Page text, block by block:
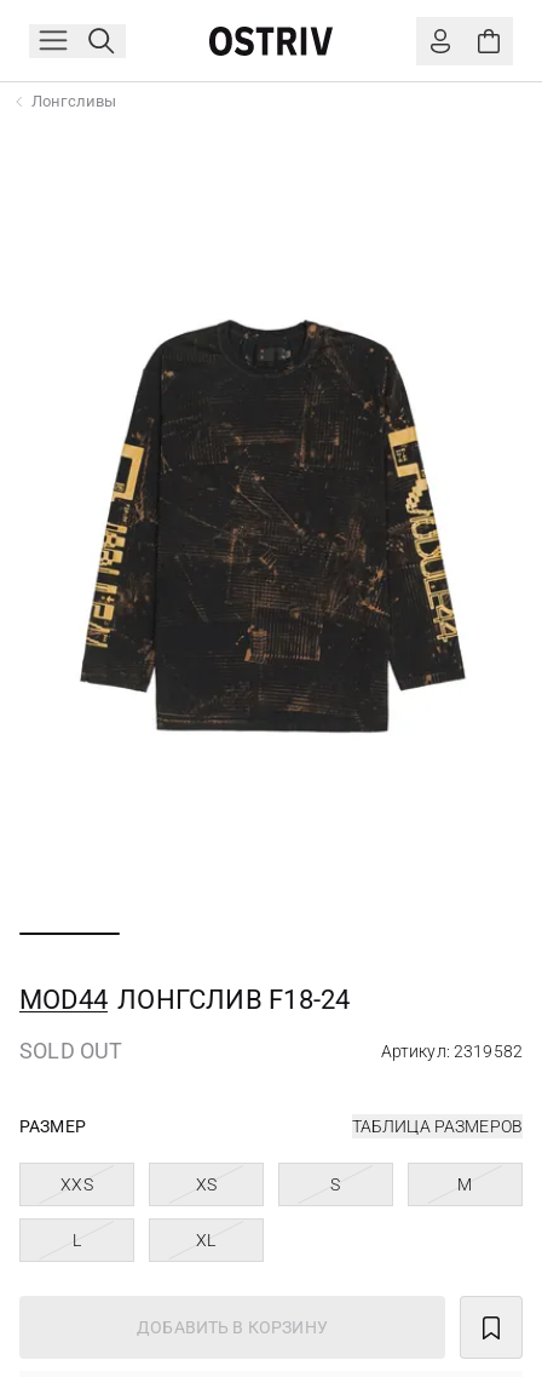
Лонгсливы
MOD44 ЛОНГСЛИВ F18-24
SOLD OUT Артикул: 2319582
РАЗМЕР ТАБЛИЦА РАЗМЕРОВ
XXS XS S M
L XL
ДОБАВИТЬ В КОРЗИНУ